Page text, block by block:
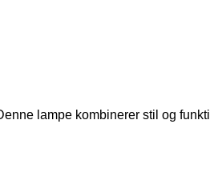
lampe kombinerer stil og